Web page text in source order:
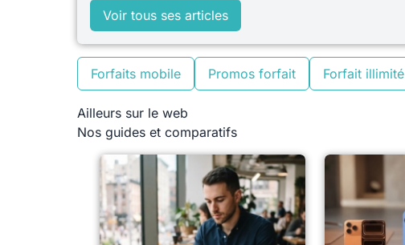
Voir tous ses articles
Forfaits mobile Promos forfait Forfait illimité
Ailleurs sur le web
Nos guides et comparatifs